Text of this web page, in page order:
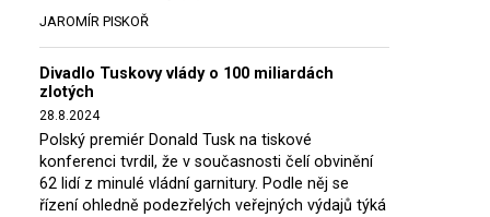
JAROMÍR PISKOŘ
Divadlo Tuskovy vlády o 100 miliardách
zlotých
28.8.2024
Polský premiér Donald Tusk na tiskové
konferenci tvrdil, že v současnosti čelí obvinění
62 lidí z minulé vládní garnitury. Podle něj se
řízení ohledně podezřelých veřejných výdajů týká